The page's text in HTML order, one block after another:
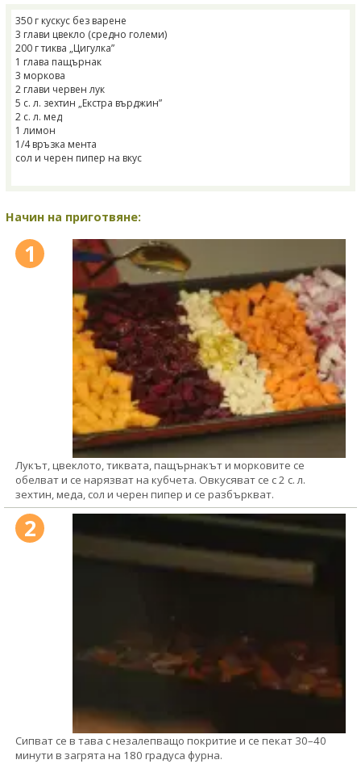
350 г кускус без варене
3 глави цвекло (средно големи)
200 г тиква „Цигулка”
1 глава пащърнак
3 моркова
2 глави червен лук
5 с. л. зехтин „Екстра върджин”
2 с. л. мед
1 лимон
1/4 връзка мента
сол и черен пипер на вкус
Начин на приготвяне:
1
Лукът, цвеклото, тиквата, пащърнакът и морковите се
обелват и се нарязват на кубчета. Овкусяват се с 2 с. л.
зехтин, меда, сол и черен пипер и се разбъркват.
2
Сипват се в тава с незалепващо покритие и се пекат 30–40
минути в загрята на 180 градуса фурна.